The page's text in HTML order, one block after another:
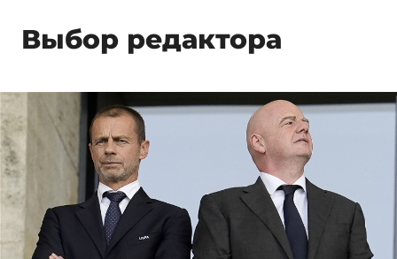
Выбор редактора